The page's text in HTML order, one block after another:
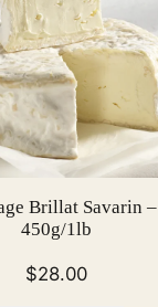
Brillat Savarin –
450g/1lb
$28.00